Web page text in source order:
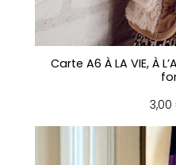
Carte A6 À LA VIE, À
3,00